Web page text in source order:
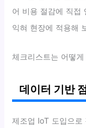
어 비용 절감에 직접
익혀 현장에 적용해
체크리스트는 어떻
데이터 기반
제조업 IoT 도입으로